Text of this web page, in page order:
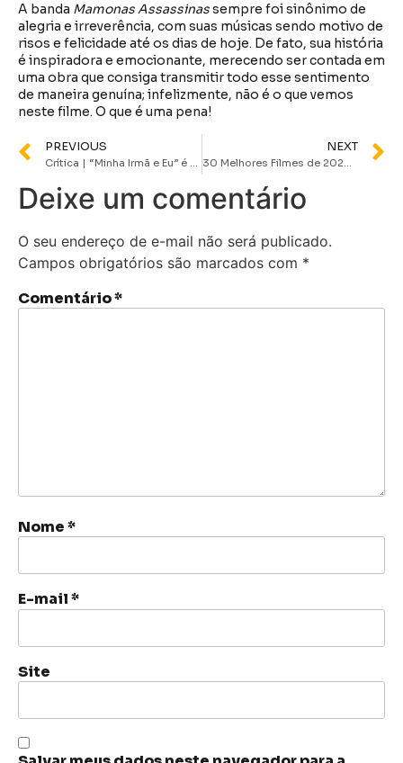
A banda Mamonas Assassinassempre foi sinônimo de
alegria e irreverência, com suas músicas sendo motivo de
risos e felicidade até os dias de hoje. De fato, sua história
é inspiradora e emocionante, merecendo ser contada em
uma obra que consiga transmitir todo esse sentimento
de maneira genuína; infelizmente, não é o que vemos
neste filme. O que é uma pena!
PREVIOUS NEXT
Deixe um comentário
O seu endereço de e-mail não será publicado.
Campos obrigatórios são marcados com *
Comentário*
Nome*
E-mail*
Site